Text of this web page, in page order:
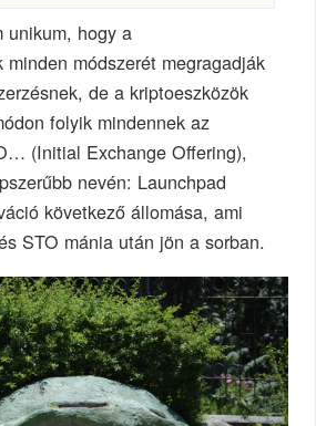
unikum, hogy a
minden módszerét megragadják
de a kriptoeszközök
folyik mindennek az
(Initial Exchange Offering),
nevén: Launchpad
következő állomása, ami
STO mánia után jön a sorban.